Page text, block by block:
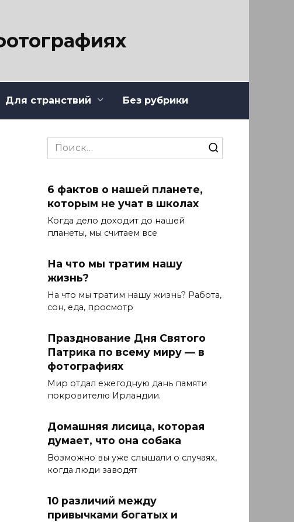
Для странствий Без рубрики
Search
for:
6 фактов о нашей планете,
которым не учат в школах
Когда дело доходит до нашей
планеты, мы считаем все
На что мы тратим нашу
жизнь?
На что мы тратим нашу жизнь? Работа,
сон, еда, просмотр
Празднование Дня Святого
Патрика по всему миру — в
фотографиях
Мир отдал ежегодную дань памяти
покровителю Ирландии.
Домашняя лисица, которая
думает, что она собака
Возможно вы уже слышали о случаях,
когда люди заводят
10 различий между
привычками богатых и